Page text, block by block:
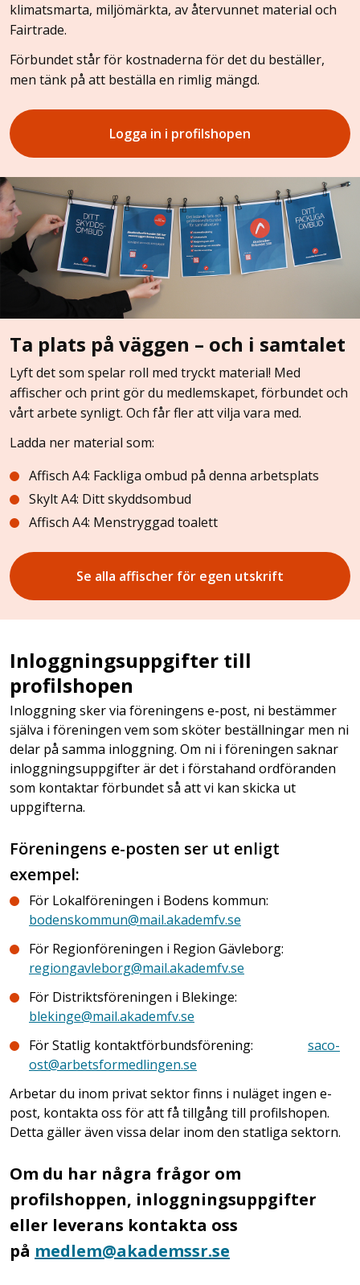
klimatsmarta, miljömärkta, av återvunnet material och
Fairtrade.
Förbundet står för kostnaderna för det du beställer,
men tänk på att beställa en rimlig mängd.
Logga in i profilshopen
Ta plats på väggen – och i samtalet
Lyft det som spelar roll med tryckt material! Med
affischer och print gör du medlemskapet, förbundet och
vårt arbete synligt. Och får fler att vilja vara med.
Ladda ner material som:
Affisch A4: Fackliga ombud på denna arbetsplats
Skylt A4: Ditt skyddsombud
Affisch A4: Menstryggad toalett
Se alla affischer för egen utskrift
Inloggningsuppgifter till
profilshopen
Inloggning sker via föreningens e-post, ni bestämmer
själva i föreningen vem som sköter beställningar men ni
delar på samma inloggning. Om ni i föreningen saknar
inloggningsuppgifter är det i förstahand ordföranden
som kontaktar förbundet så att vi kan skicka ut
uppgifterna.
Föreningens e-posten ser ut enligt
exempel:
För Lokalföreningen i Bodens kommun:
bodenskommun@mail.akademfv.se
För Regionföreningen i Region Gävleborg:
regiongavleborg@mail.akademfv.se
För Distriktsföreningen i Blekinge:
blekinge@mail.akademfv.se
För Statlig kontaktförbundsförening: saco-
ost@arbetsformedlingen.se
Arbetar du inom privat sektor finns i nuläget ingen e-
post, kontakta oss för att få tillgång till profilshopen.
Detta gäller även vissa delar inom den statliga sektorn.
Om du har några frågor om
profilshoppen, inloggningsuppgifter
eller leverans kontakta oss
på medlem@akademssr.se